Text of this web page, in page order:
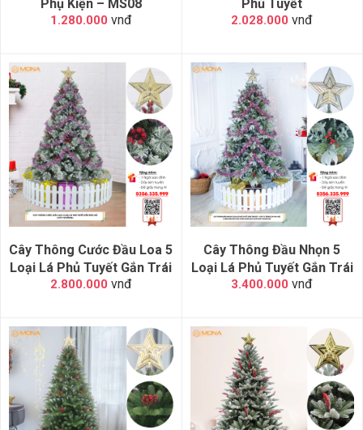
Phụ Kiện – MS08
1.280.000 vnđ
Phủ Tuyết
2.028.000 vnđ
Cây Thông Cước Đầu Loa 5
Loại Lá Phủ Tuyết Gắn Trái
Đỏ
2.800.000 vnđ
Cây Thông Đầu Nhọn 5
Loại Lá Phủ Tuyết Gắn Trái
Đỏ
3.400.000 vnđ